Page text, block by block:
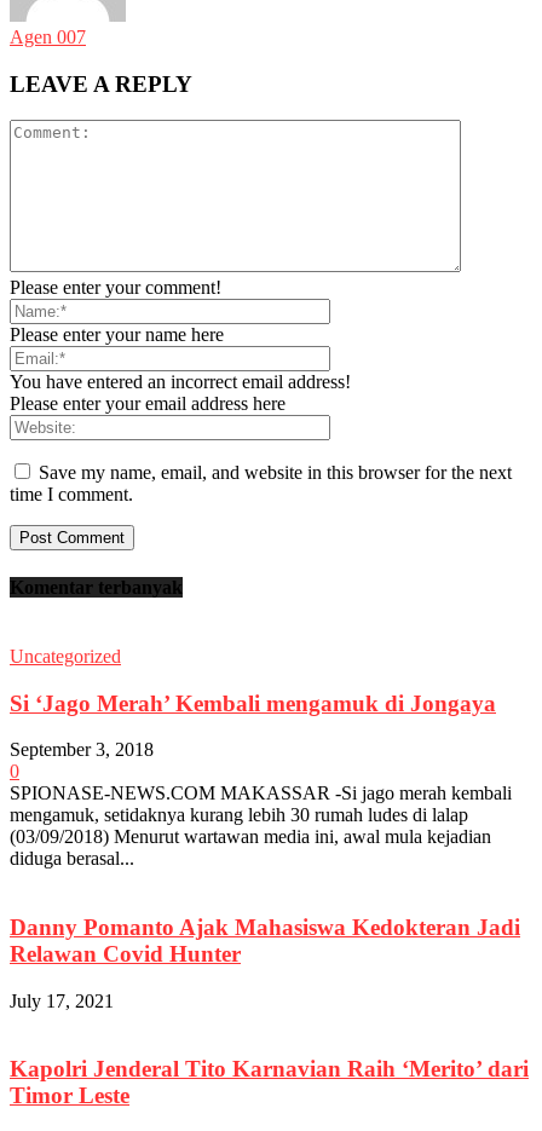
Agen 007
LEAVE A REPLY
Please enter your comment!
Please enter your name here
You have entered an incorrect email address!
Please enter your email address here
Save my name, email, and website in this browser for the next
time I comment.
Komentar terbanyak
Uncategorized
Si ‘Jago Merah’ Kembali mengamuk di Jongaya
September 3, 2018
0
SPIONASE-NEWS.COM MAKASSAR -Si jago merah kembali
mengamuk, setidaknya kurang lebih 30 rumah ludes di lalap
(03/09/2018) Menurut wartawan media ini, awal mula kejadian
diduga berasal...
Danny Pomanto Ajak Mahasiswa Kedokteran Jadi
Relawan Covid Hunter
July 17, 2021
Kapolri Jenderal Tito Karnavian Raih ‘Merito’ dari
Timor Leste